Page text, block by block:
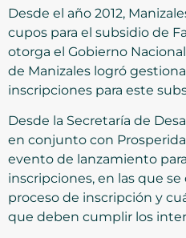
Desde el año 2012,
cupos para el subsidio de
otorga el Gobierno
de Manizales logró
inscripciones para este
Desde la Secretaría de
en conjunto con
evento de lanzamiento
inscripciones, en las que se
proceso de inscripción y
que deben cumplir los